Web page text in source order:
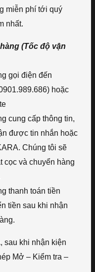
miễn phí tới quý
nhất.
(Tốc độ vận
gọi điện đến
hoặc
cung cấp thông tin,
được tin nhắn hoặc
Chúng tôi sẽ
cọc và chuyển hàng
thanh toán tiền
tiền sau khi nhận
sau khi nhận kiện
Mở – Kiểm tra –